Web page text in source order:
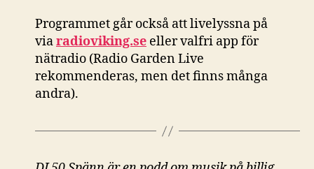
Programmet går också att livelyssna på
viaradioviking.se eller valfri app för
nätradio (Radio Garden Live
rekommenderas, men det finns många
andra).